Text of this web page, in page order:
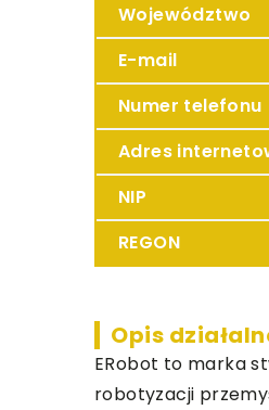
Województwo
E-mail
Numer telefonu
Adres
NIP
REGON
Opis
ERobot to marka
robotyzacji